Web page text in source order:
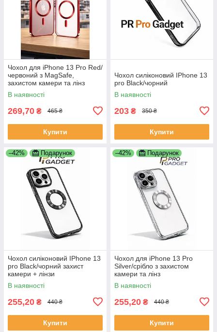
Чохол для iPhone 13 Pro Red/
червоний з MagSafe,
захистом камери та лінз
В наявності
269,70 ₴ 465 ₴
Купити
Чохол силіконовий IPhone 13
pro Black/чорний
В наявності
203 ₴ 350 ₴
Купити
–42% Подарунок
Чохол силіконовий IPhone 13
pro Black/чорний захист
камери + лінзи
В наявності
255,20 ₴ 440 ₴
Купити
–42% Подарунок
Чохол для iPhone 13 Pro
Silver/срібло з захистом
камери та лінз
В наявності
255,20 ₴ 440 ₴
Купити